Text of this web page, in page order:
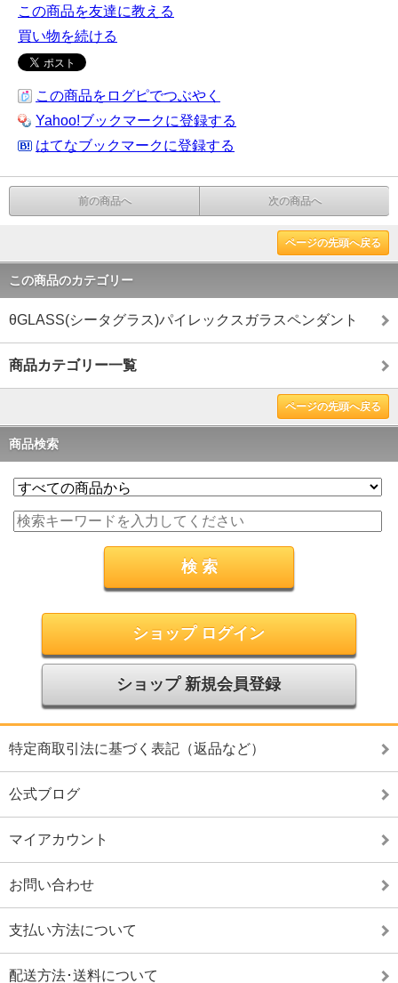
この商品を友達に教える
買い物を続ける
この商品をログピでつぶやく
Yahoo!ブックマークに登録する
はてなブックマークに登録する
前の商品へ 次の商品へ
ページの先頭へ戻る
この商品のカテゴリー
θGLASS(シータグラス)パイレックスガラスペンダント
商品カテゴリー一覧
ページの先頭へ戻る
商品検索
ショップ ログイン
ショップ 新規会員登録
特定商取引法に基づく表記（返品など）
公式ブログ
マイアカウント
お問い合わせ
支払い方法について
配送方法･送料について